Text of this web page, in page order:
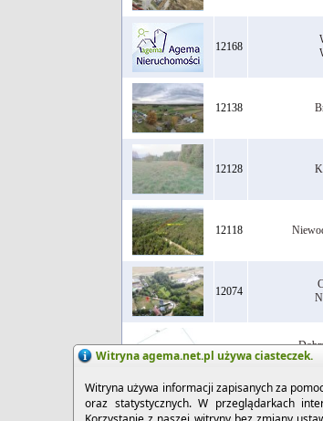
12168
12138
12128
12118
12074
12066
Witryna agema.net.pl używa ciasteczek.
Witryna używa informacji zapisanych za
oraz statystycznych. W przeglądarkach